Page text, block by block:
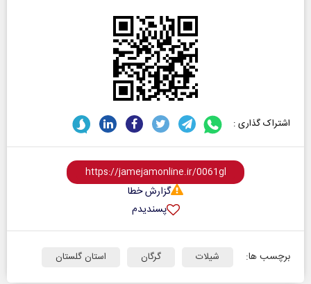
اشتراک گذاری :
گزارش خطا
پسندیدم
برچسب ها: شیلات گرگان استان گلستان